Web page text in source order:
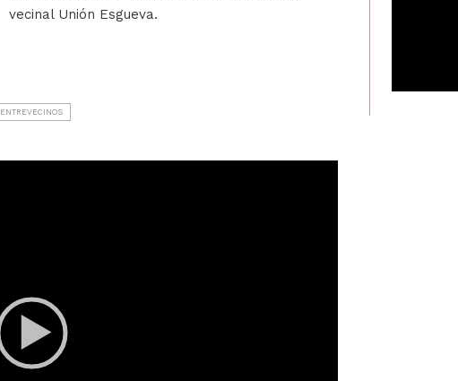
vecinal Unión Esgueva.
ENTREVECINOS